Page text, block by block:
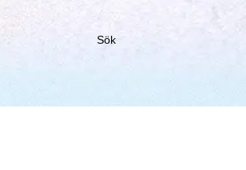
Sök